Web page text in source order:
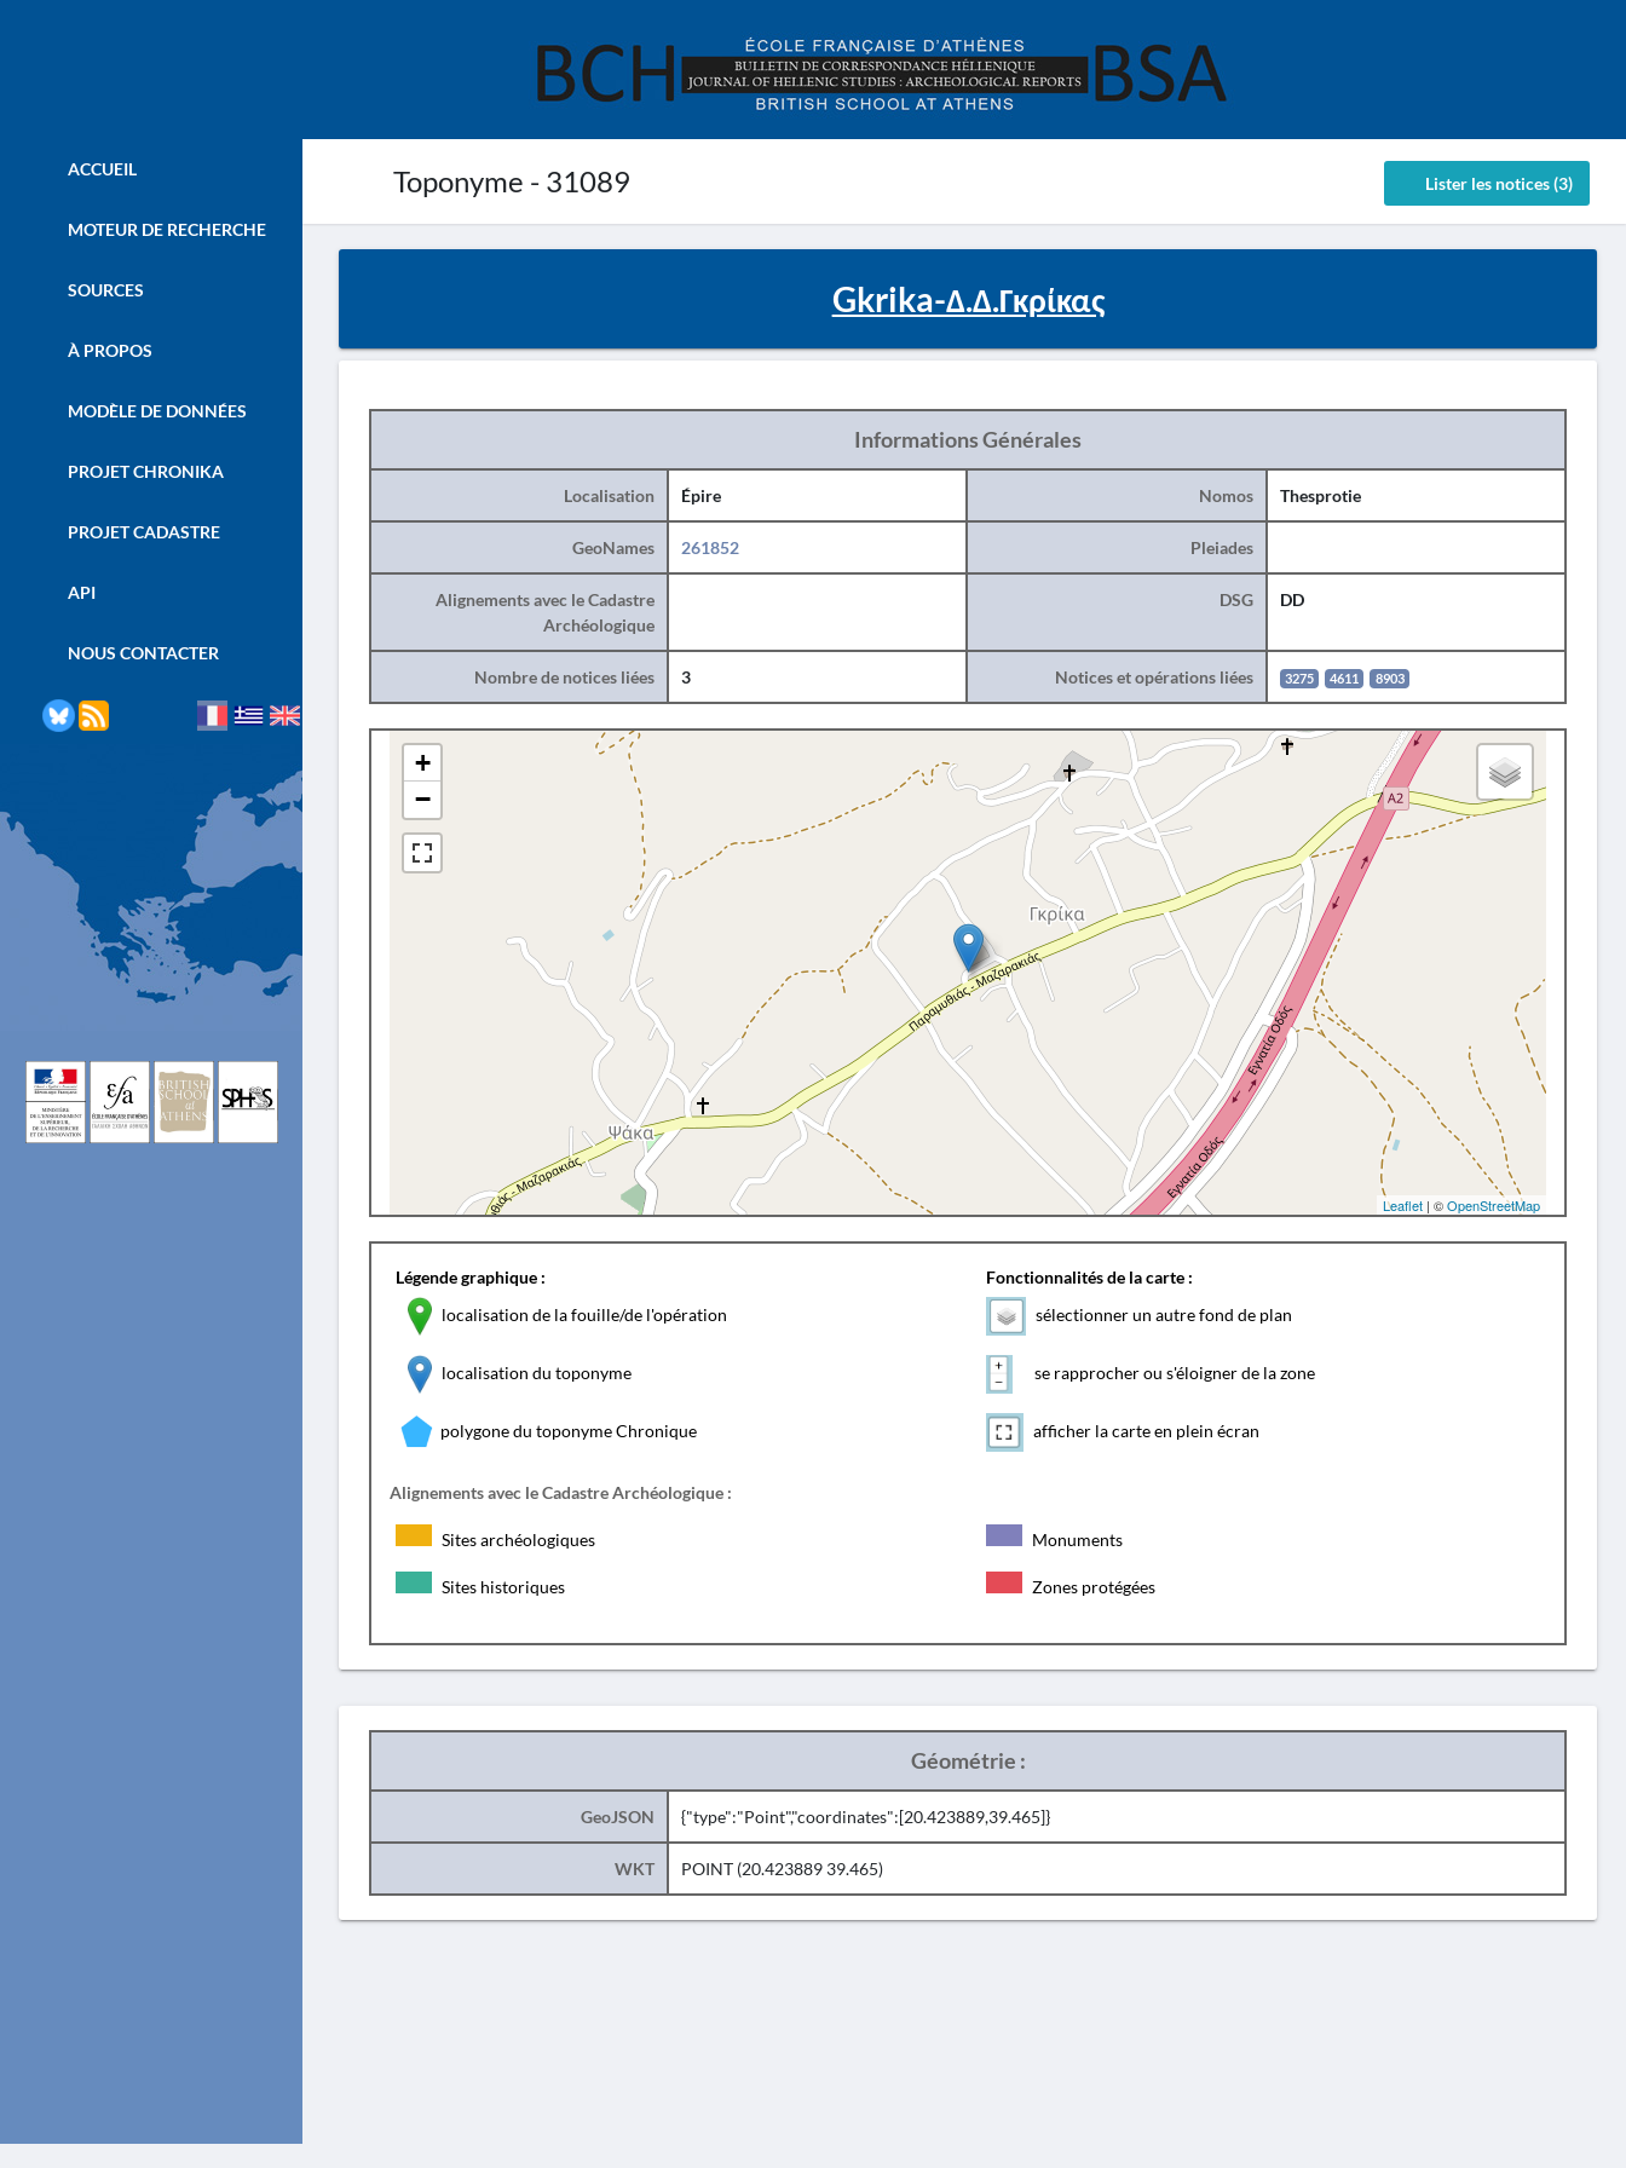
Toponyme - 31089 Lister les notices (3)
ACCUEIL
MOTEUR DE RECHERCHE
SOURCES
À PROPOS
MODÈLE DE DONNÉES
PROJET CHRONIKA
PROJET CADASTRE
API
NOUS CONTACTER
Gkrika-Δ.Δ.Γκρίκας
Informations Générales
Localisation Épire Nomos Thesprotie
GeoNames 261852 Pleiades
Alignements avec le Cadastre
Archéologique
DSG DD
Nombre de notices liées 3 Notices et opérations liées 3275 4611 8903
+
−
Leaflet | ©OpenStreetMap
Légende graphique :
localisation de la fouille/de l'opération
localisation du toponyme
polygone du toponyme Chronique
Fonctionnalités de la carte :
sélectionner un autre fond de plan
se rapprocher ou s'éloigner de la zone
afficher la carte en plein écran
Alignements avec le Cadastre Archéologique :
Sites archéologiques Monuments
Sites historiques Zones protégées
Géométrie :
GeoJSON {"type":"Point","coordinates":[20.423889,39.465]}
WKT POINT (20.423889 39.465)